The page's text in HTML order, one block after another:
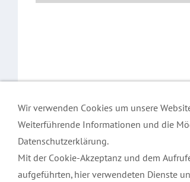
Kontakt
Impressum
Datenschutzerklärung
Wir verwenden Cookies um unsere
Weiterführende Informationen und die
Datenschutzerklärung.
Mit der Cookie-Akzeptanz und dem
aufgeführten, hier verwendeten Dienste